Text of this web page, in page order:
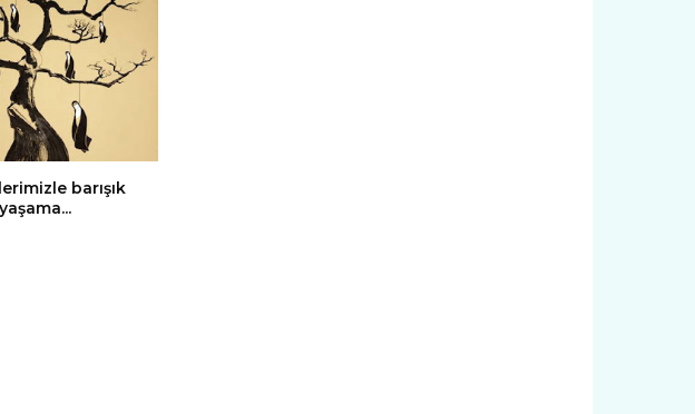
barışık
yaşama...